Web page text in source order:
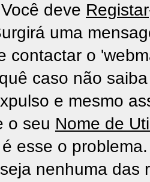
deve Registar
uma
contactar o
caso não
e mesmo
o seu Nome de
esse o
nenhuma das